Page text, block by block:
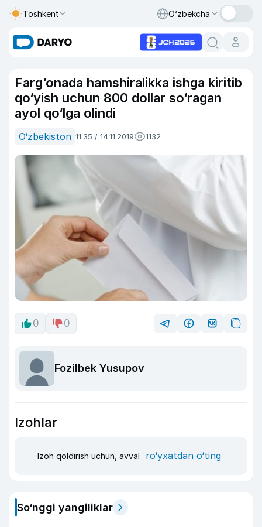
Toshkent O‘zbekcha
Farg‘onada hamshiralikka ishga kiritib
qo‘yish uchun 800 dollar so‘ragan
ayol qo‘lga olindi
O‘zbekiston 11:35 / 14.11.2019 1132
0 0
Fozilbek Yusupov
Izohlar
Izoh qoldirish uchun, avval ro‘yxatdan o‘ting
So‘nggi yangiliklar